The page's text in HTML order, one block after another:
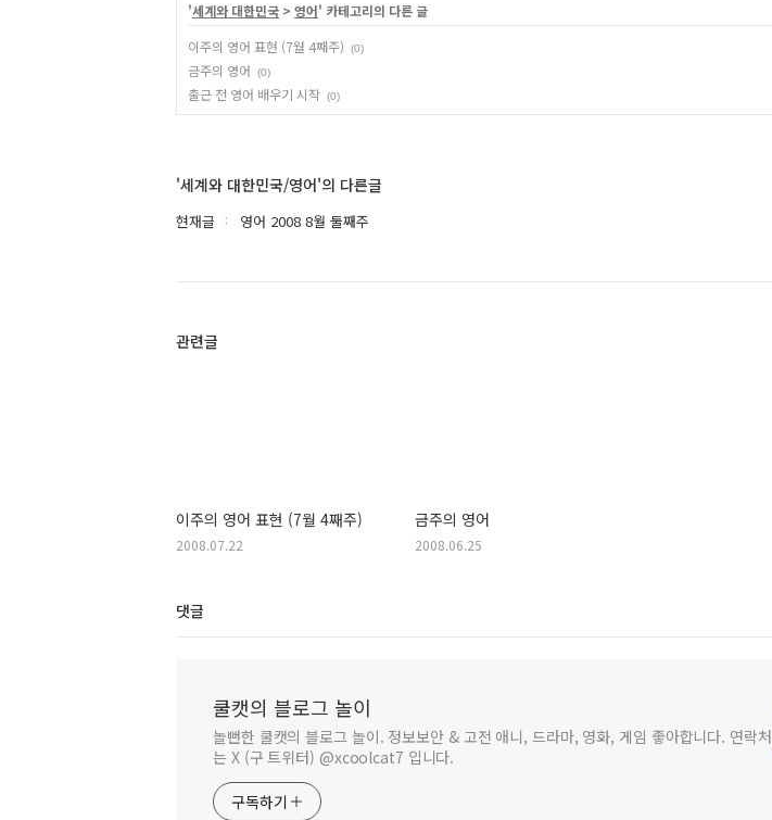
'세계와 대한민국 > 영어' 카테고리의 다른 글
이주의 영어 표현 (7월 4째주)
(0)
금주의 영어 (0)
출근 전 영어 배우기 시작 (0)
'세계와 대한민국/영어'의 다른글
현재글 영어 2008 8월 둘째주
관련글
이주의 영어 표현 (7월 4째주)
2008.07.22
금주의 영어
2008.06.25
댓글
쿨캣의 블로그 놀이
놀뻔한 쿨캣의 블로그 놀이. 정보보안 & 고전 애니, 드라마, 영화, 게임 좋아합니다. 연락처
는 X (구 트위터) @xcoolcat7 입니다.
구독하기